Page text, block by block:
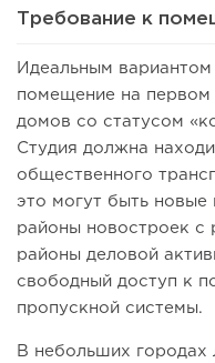
114
модели производства...
Требование к
Идеальным вариантом
помещение на первом
домов со статусом
Студия должна
общественного
это могут быть новые
районы новостроек с
районы деловой
свободный доступ к
пропускной системы.
В небольших городах